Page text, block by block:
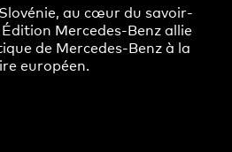
au cœur du savoir-
Mercedes-Benz allie
de Mercedes-Benz à la
européen.